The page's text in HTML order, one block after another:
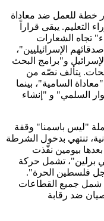
خطة للعمل ضد معاداة
التعليم. يبقى قراراً
تجاه الشعارات
الإسرائيليين"،
و"برامج البحث
يتألف نصّه من
السامية"، بينما
السلمي" و "إنشاء
"ليس باسمنا" وقفة
تنتهي بدخول الشرطة
بيومين نفّذت
برلين"، تشمل حركة
فلسطين الحرة".
شمل جميع القطاعات
ضد رقابة